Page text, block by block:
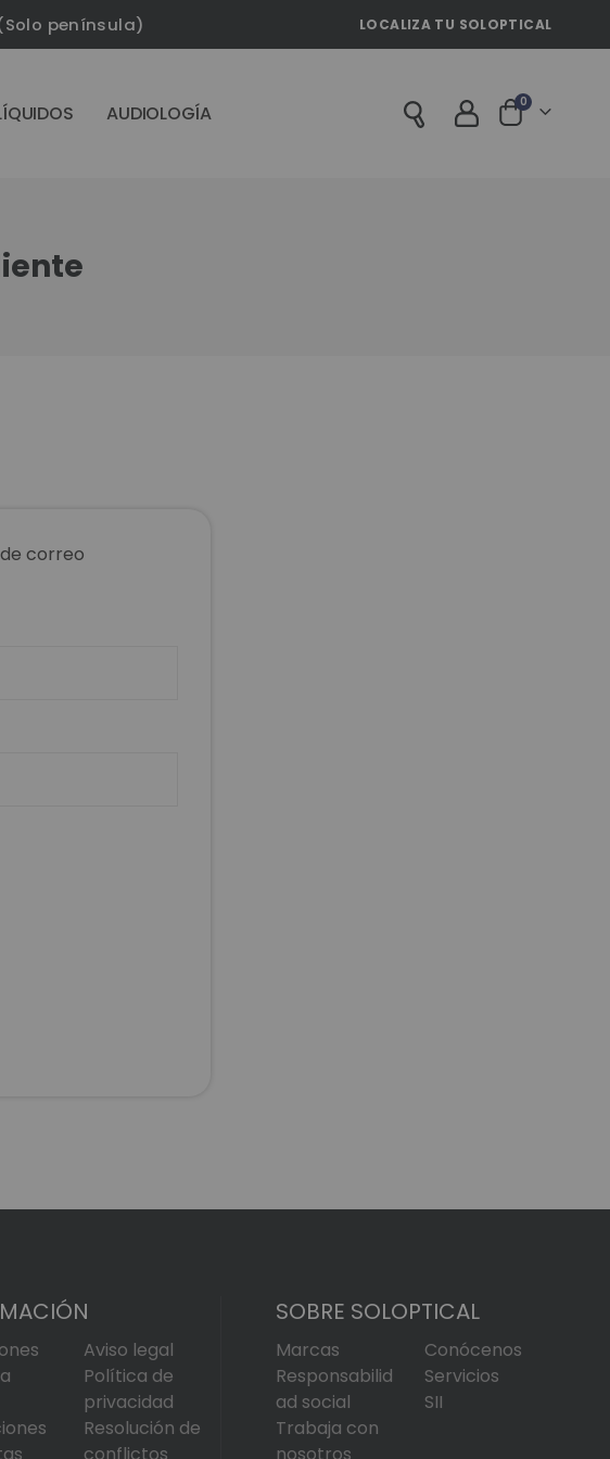
península) LOCALIZA TU SOLOPTICAL
AUDIOLOGÍA Cart
0artículos
correo
Aviso legal
Política de
privacidad
Resolución de
SOBRE SOLOPTICAL
Marcas
Responsabilid
ad social
Trabaja con
Conócenos
Servicios
SII